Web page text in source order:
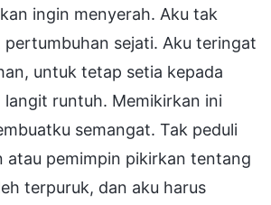
ingin menyerah. Aku tak
sejati. Aku teringat
untuk tetap setia kepada
langit runtuh. Memikirkan ini
semangat. Tak peduli
atau pemimpin pikirkan tentang
terpuruk, dan aku harus